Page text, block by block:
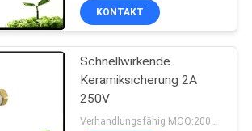
KONTAKT
Schnellwirkende
Keramiksicherung 2A
250V
Verhandlungsfähig MOQ:2000 Stück